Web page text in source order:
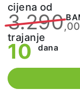
cijena od
3.290,00
trajanje
10 dana